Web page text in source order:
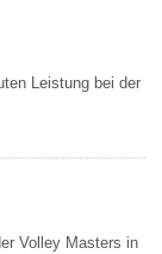
Leistung bei der
Volley Masters in